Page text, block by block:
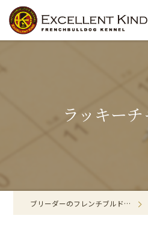
ラッキー
ブリーダーのフレンチブルドッグならExcellent Kind